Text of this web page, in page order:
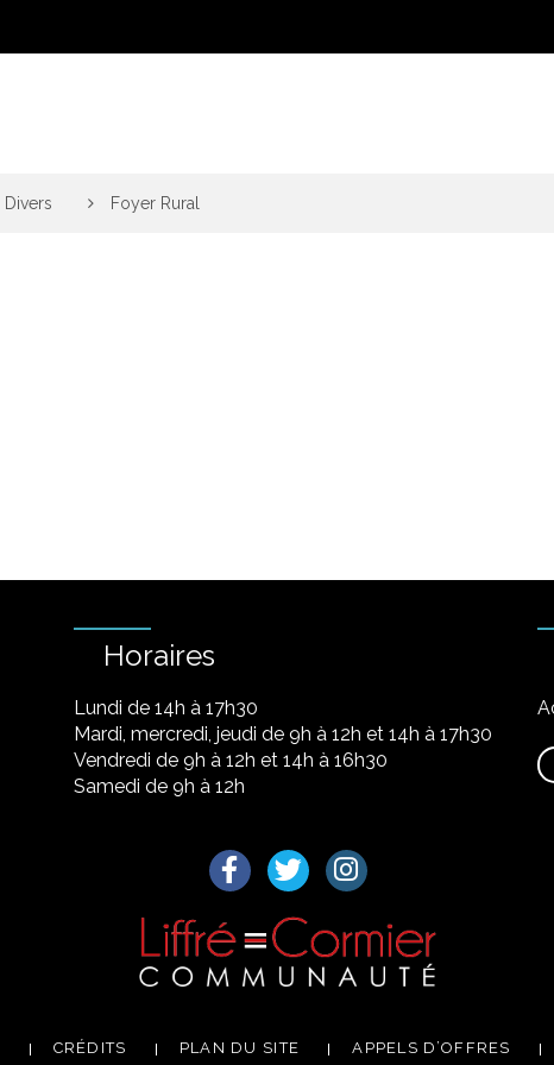
Divers Foyer Rural
Horaires
Lundi de 14h à 17h30
Mardi, mercredi, jeudi de 9h à 12h et 14h à 17h30
Vendredi de 9h à 12h et 14h à 16h30
Samedi de 9h à 12h
Lien vers le compte Facebook
Lien vers le compte Twitter
Lien vers le compte
CRÉDITS PLAN DU SITE APPELS D’OFFRES